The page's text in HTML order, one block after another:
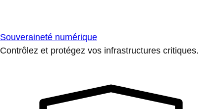
Souveraineté numérique
Contrôlez et protégez vos infrastructures critiques.